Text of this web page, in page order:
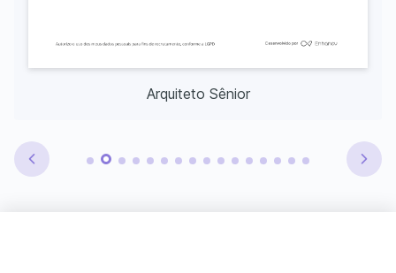
Arquiteto Sênior